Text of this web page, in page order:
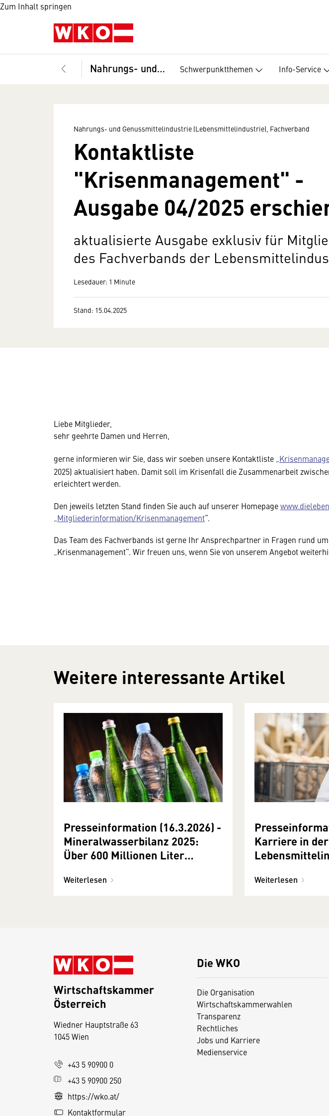
Zum Inhalt springen
Nahrungs- und Genussmittelindustrie (Lebensmittelindustrie), Fachverband Schwerpunktthemen Info-Service
Nahrungs- und Genussmittelindustrie (Lebensmittelindustrie), Fachverband
Kontaktliste
"Krisenmanagement" -
Ausgabe 04/2025
aktualisierte Ausgabe exklusiv für
des Fachverbands der
Lesedauer: 1 Minute
Stand: 15.04.2025
Liebe Mitglieder,
sehr geehrte Damen und Herren,
gerne informieren wir Sie, dass wir soeben unsere Kontaktliste „
2025) aktualisiert haben. Damit soll im Krisenfall die Zusammenarbeit
erleichtert werden.
Den jeweils letzten Stand finden Sie auch auf unserer Homepage
Mitgliederinformation/Krisenmanagement“.
Das Team des Fachverbands ist gerne Ihr Ansprechpartner in Fragen rund
„Krisenmanagement“. Wir freuen uns, wenn Sie von unserem Angebot
Weitere interessante Artikel
Presseinformation (16.3.2026) -
Mineralwasserbilanz 2025:
Über 600 Millionen Liter
Österreich abgefüllt
Weiterlesen
Karriere in der
Weiterlesen
Die WKO
Die Organisation
Wirtschaftskammerwahlen
Transparenz
Rechtliches
Jobs und Karriere
Medienservice
Wirtschaftskammer
Österreich
Wiedner Hauptstraße 63
1045 Wien
+43 5 90900 0
+43 5 90900 250
https://wko.at/
Kontaktformular